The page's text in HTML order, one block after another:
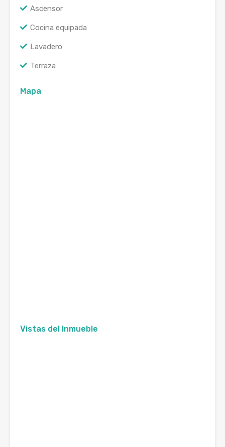
Ascensor
Cocina equipada
Lavadero
Terraza
Mapa
Vistas del Inmueble